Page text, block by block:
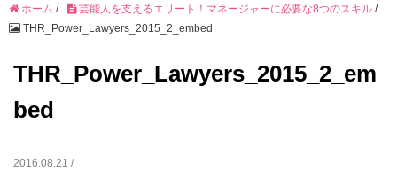
ホーム / 芸能人を支えるエリート！マネージャーに必要な8つのスキル /
THR_Power_Lawyers_2015_2_embed
THR_Power_Lawyers_2015_2_em
bed
2016.08.21 /